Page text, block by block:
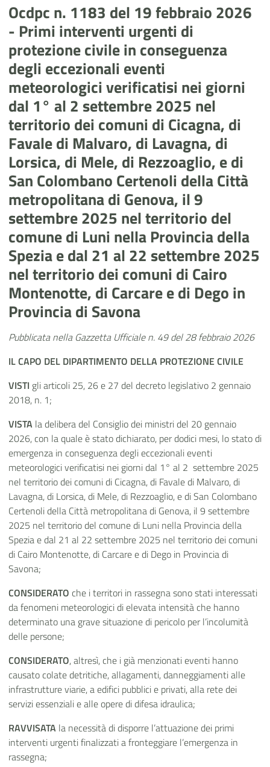
Ocdpc n. 1183 del 19 febbraio 2026
- Primi interventi urgenti di
protezione civile in conseguenza
degli eccezionali eventi
meteorologici verificatisi nei giorni
dal 1° al 2 settembre 2025 nel
territorio dei comuni di Cicagna, di
Favale di Malvaro, di Lavagna, di
Lorsica, di Mele, di Rezzoaglio, e di
San Colombano Certenoli della Città
metropolitana di Genova, il 9
settembre 2025 nel territorio del
comune di Luni nella Provincia della
Spezia e dal 21 al 22 settembre 2025
nel territorio dei comuni di Cairo
Montenotte, di Carcare e di Dego in
Provincia di Savona
Pubblicata nella Gazzetta Ufficiale n. 49 del 28 febbraio 2026
IL CAPO DEL DIPARTIMENTO DELLA PROTEZIONE CIVILE
VISTI gli articoli 25, 26 e 27 del decreto legislativo 2 gennaio
2018, n. 1;
VISTA la delibera del Consiglio dei ministri del 20 gennaio
2026, con la quale è stato dichiarato, per dodici mesi, lo stato di
emergenza in conseguenza degli eccezionali eventi
meteorologici verificatisi nei giorni dal 1° al 2 settembre 2025
nel territorio dei comuni di Cicagna, di Favale di Malvaro, di
Lavagna, di Lorsica, di Mele, di Rezzoaglio, e di San Colombano
Certenoli della Città metropolitana di Genova, il 9 settembre
2025 nel territorio del comune di Luni nella Provincia della
Spezia e dal 21 al 22 settembre 2025 nel territorio dei comuni
di Cairo Montenotte, di Carcare e di Dego in Provincia di
Savona;
CONSIDERATO che i territori in rassegna sono stati interessati
da fenomeni meteorologici di elevata intensità che hanno
determinato una grave situazione di pericolo per l’incolumità
delle persone;
CONSIDERATO, altresì, che i già menzionati eventi hanno
causato colate detritiche, allagamenti, danneggiamenti alle
infrastrutture viarie, a edifici pubblici e privati, alla rete dei
servizi essenziali e alle opere di difesa idraulica;
RAVVISATA la necessità di disporre l’attuazione dei primi
interventi urgenti finalizzati a fronteggiare l’emergenza in
rassegna;